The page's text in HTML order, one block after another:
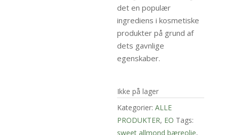
det en populær
ingrediens i kosmetiske
produkter på grund af
dets gavnlige
egenskaber.
Ikke på lager
Kategorier:ALLE
PRODUKTER, EO Tags:
sweet allmond bæreolie,